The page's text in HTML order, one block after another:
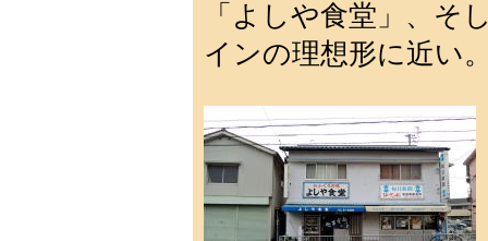
「よしや食堂」、そ
インの理想形に近い